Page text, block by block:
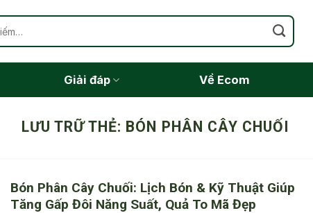
Giải đáp Về Ecom
LƯU TRỮ THẺ: BÓN PHÂN CÂY CHUỐI
Bón Phân Cây Chuối: Lịch Bón & Kỹ Thuật Giúp
Tăng Gấp Đôi Năng Suất, Quả To Mã Đẹp